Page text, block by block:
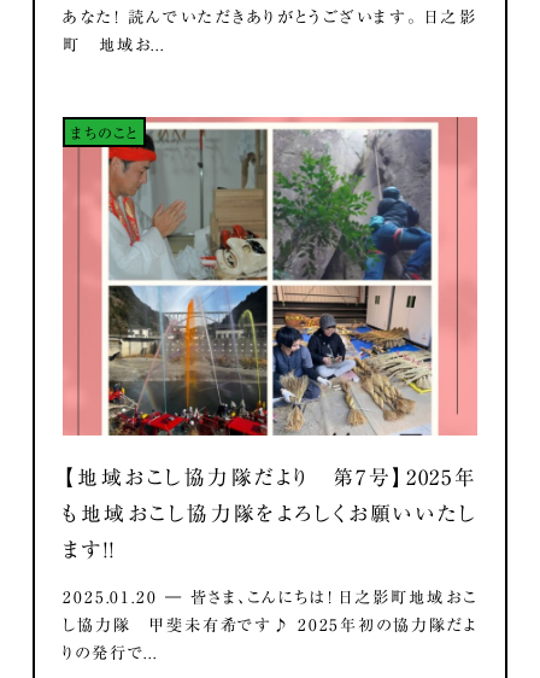
あなた！ 読んでいただきありがとうございます。 日之影
町 地域お...
まちのこと
【地域おこし協力隊だより 第7号】2025年
も地域おこし協力隊をよろしくお願いいたし
ます！！
2025.01.20 ― 皆さま、こんにちは！ 日之影町地域おこ
し協力隊 甲斐未有希です♪ 2025年初の協力隊だよ
りの発行で...